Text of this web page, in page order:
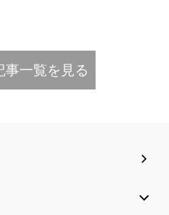
事一覧を見る​